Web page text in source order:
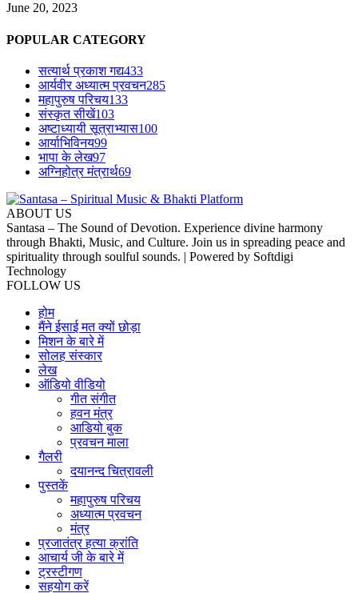
June 20, 2023
POPULAR CATEGORY
सत्यार्थ प्रकाश गद्य433
आर्यवीर अध्यात्म प्रवचन285
महापुरुष परिचय133
संस्कृत सीखें103
अष्टाध्यायी सूत्राभ्यास100
आर्याभिविनय99
भापा के लेख97
अग्निहोत्र मंत्रार्थ69
ABOUT US
Santasa – The Sound of Devotion. Experience divine harmony
through Bhakti, Music, and Culture. Join us in spreading peace and
spirituality through soulful sounds. | Powered by Softdigi
Technology
FOLLOW US
होम
मैंने ईसाई मत क्यों छोड़ा
मिशन के बारे में
सोलह संस्कार
लेख
ऑडियो वीडियो
गीत संगीत
हवन मंत्र
आडियो बुक
प्रवचन माला
गैलरी
दयानन्द चित्रावली
पुस्तकें
महापुरुष परिचय
अध्यात्म प्रवचन
मंत्र
प्रजातंत्र हत्या क्रांति
आचार्य जी के बारे में
ट्रस्टीगण
सहयोग करें